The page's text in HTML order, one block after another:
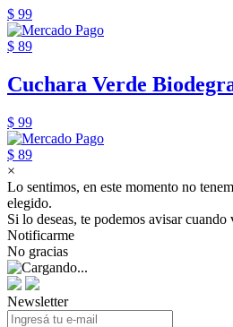
$ 99
$ 89
Cuchara Verde
$ 99
$ 89
×
Lo sentimos, en este momento no
elegido.
Si lo deseas, te podemos avisar
Notificarme
No gracias
Newsletter